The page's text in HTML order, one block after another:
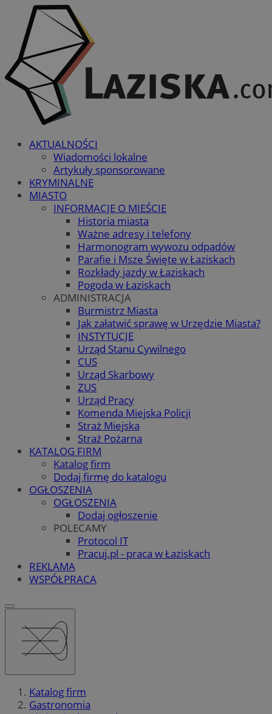
AKTUALNOŚCI
Wiadomości lokalne
Artykuły sponsorowane
KRYMINALNE
MIASTO
INFORMACJE O MIEŚCIE
Historia miasta
Ważne adresy i telefony
Harmonogram wywozu odpadów
Parafie i Msze Święte w Łaziskach
Rozkłady jazdy w Łaziskach
Pogoda w Łaziskach
ADMINISTRACJA
Burmistrz Miasta
Jak załatwić sprawę w Urzędzie Miasta?
INSTYTUCJE
Urząd Stanu Cywilnego
CUS
Urząd Skarbowy
ZUS
Urząd Pracy
Komenda Miejska Policji
Straż Miejska
Straż Pożarna
KATALOG FIRM
Katalog firm
Dodaj firmę do katalogu
OGŁOSZENIA
OGŁOSZENIA
Dodaj ogłoszenie
POLECAMY
Protocol IT
Pracuj.pl - praca w Łaziskach
REKLAMA
WSPÓŁPRACA
Katalog firm
Gastronomia